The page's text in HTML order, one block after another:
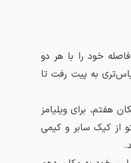
خود را با هر دو
به پیت رفت تا
برای ویلیامز
از کیک سابر و کیمی